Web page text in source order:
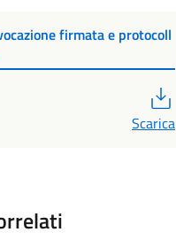
firmata e protocoll
Scarica